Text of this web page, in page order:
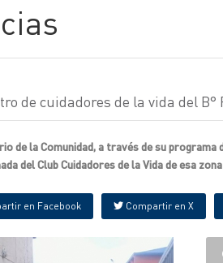
de cuidadores de la vida del
de la Comunidad, a través de su
del Club Cuidadores de la Vida de esa
en Facebook Compartir en X